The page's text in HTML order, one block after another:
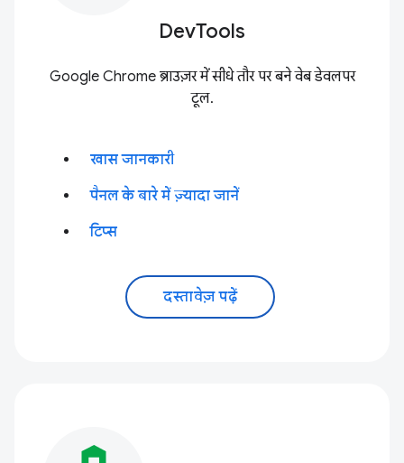
DevTools
Google Chrome ब्राउज़र में सीधे तौर पर बने वेब डेवलपर
टूल.
खास जानकारी
पैनल के बारे में ज़्यादा जानें
टिप्स
दस्तावेज़ पढ़ें